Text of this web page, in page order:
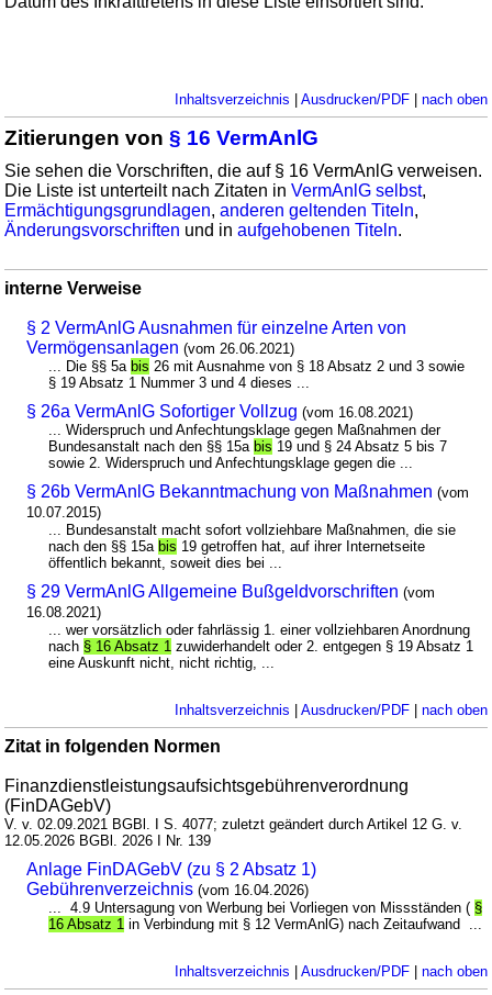
Inhaltsverzeichnis | Ausdrucken/PDF| nach oben
Zitierungen von§ 16 VermAnlG
Sie sehen die Vorschriften, die auf § 16 VermAnlG verweisen.
Die Liste ist unterteilt nach Zitaten inVermAnlG selbst,
Ermächtigungsgrundlagen,anderen geltenden Titeln,
Änderungsvorschriften und inaufgehobenen Titeln.
interne Verweise
§ 2 VermAnlG Ausnahmen für einzelne Arten von
Vermögensanlagen (vom 26.06.2021)
... Die §§ 5abis 26 mit Ausnahme von § 18 Absatz 2 und 3 sowie
§ 19 Absatz 1 Nummer 3 und 4 dieses ...
§ 26a VermAnlG Sofortiger Vollzug (vom 16.08.2021)
... Widerspruch und Anfechtungsklage gegen Maßnahmen der
Bundesanstalt nach den §§ 15abis 19 und § 24 Absatz 5 bis 7
sowie 2. Widerspruch und Anfechtungsklage gegen die ...
§ 26b VermAnlG Bekanntmachung von Maßnahmen (vom
10.07.2015)
... Bundesanstalt macht sofort vollziehbare Maßnahmen, die sie
nach den §§ 15abis 19 getroffen hat, auf ihrer Internetseite
öffentlich bekannt, soweit dies bei ...
§ 29 VermAnlG Allgemeine Bußgeldvorschriften (vom
16.08.2021)
... wer vorsätzlich oder fahrlässig 1. einer vollziehbaren Anordnung
nach § 16 Absatz 1 zuwiderhandelt oder 2. entgegen § 19 Absatz 1
eine Auskunft nicht, nicht richtig, ...
Inhaltsverzeichnis | Ausdrucken/PDF| nach oben
Zitat in folgenden Normen
Finanzdienstleistungsaufsichtsgebührenverordnung
(FinDAGebV)
V. v. 02.09.2021 BGBl. I S. 4077; zuletzt geändert durch Artikel 12 G. v.
12.05.2026 BGBl. 2026 I Nr. 139
Anlage FinDAGebV (zu § 2 Absatz 1)
Gebührenverzeichnis (vom 16.04.2026)
... 4.9 Untersagung von Werbung bei Vorliegen von Missständen ( §
16 Absatz 1 in Verbindung mit § 12 VermAnlG) nach Zeitaufwand ...
Inhaltsverzeichnis | Ausdrucken/PDF| nach oben